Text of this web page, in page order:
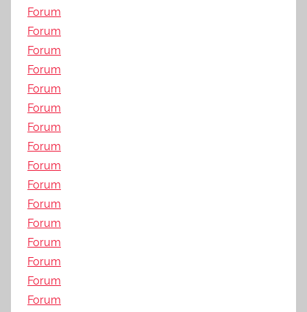
Forum
Forum
Forum
Forum
Forum
Forum
Forum
Forum
Forum
Forum
Forum
Forum
Forum
Forum
Forum
Forum